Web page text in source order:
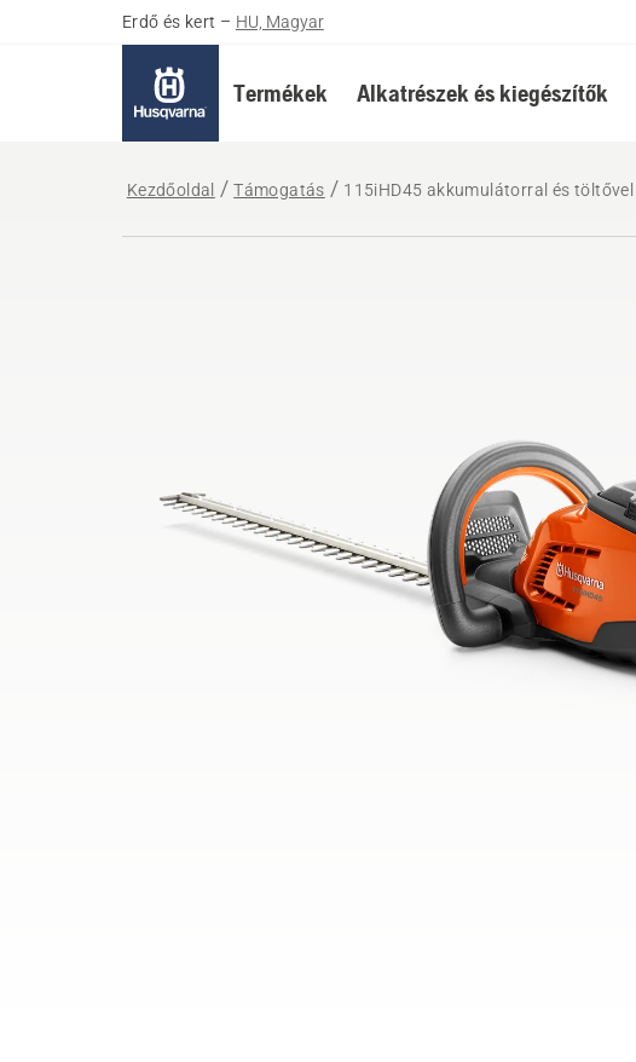
Erdő és kert – HU, Magyar
Termékek Alkatrészek és kiegészítők
Kezdőoldal Támogatás 115iHD45 akkumulátorral és töltővel